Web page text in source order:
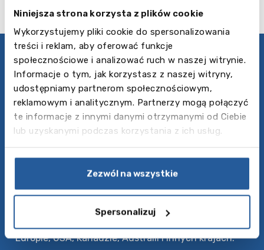
Niniejsza strona korzysta z plików cookie
Wykorzystujemy pliki cookie do spersonalizowania
treści i reklam, aby oferować funkcje
społecznościowe i analizować ruch w naszej witrynie.
Informacje o tym, jak korzystasz z naszej witryny,
udostępniamy partnerom społecznościowym,
reklamowym i analitycznym. Partnerzy mogą połączyć
te informacje z innymi danymi otrzymanymi od Ciebie
lub uzyskanymi podczas korzystania z ich usług.
Zezwól na wszystkie
Spersonalizuj
Polityka prywatności
Follow us
O nas
Baltic Council for International Education to
Wschodniej, oferująca różnorodne programy
edukacyjne za granicą – od kursów językowych i
obozów letnich po szkoły średnie i uczelnie wyższe.
Tysiące studentów każdego roku korzysta z
Europie, USA, Kanadzie, Australii i innych krajach.